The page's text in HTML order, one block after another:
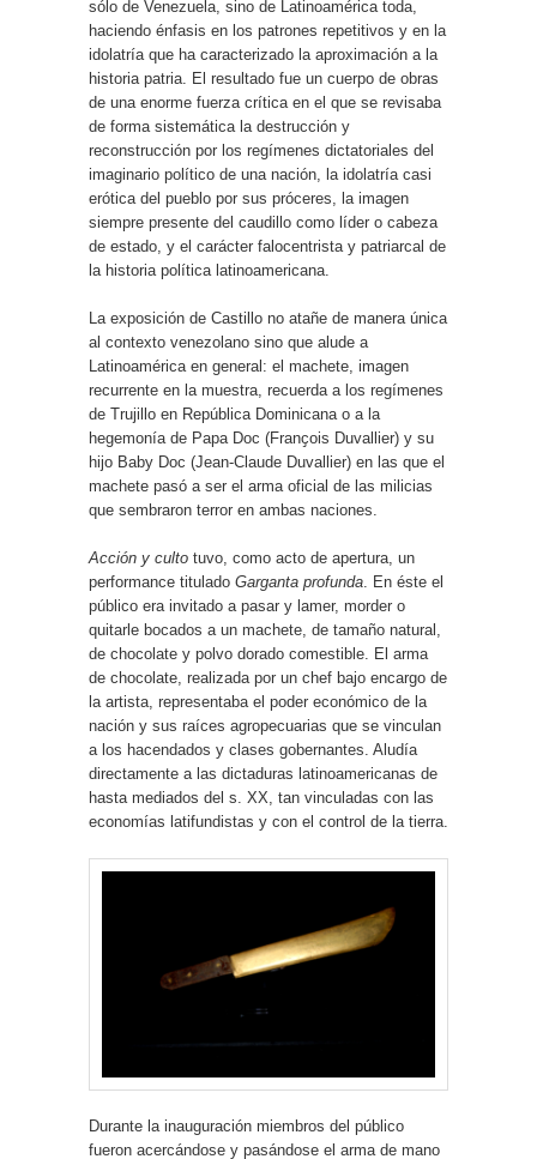
sólo de Venezuela, sino de Latinoamérica toda,
haciendo énfasis en los patrones repetitivos y en la
idolatría que ha caracterizado la aproximación a la
historia patria. El resultado fue un cuerpo de obras
de una enorme fuerza crítica en el que se revisaba
de forma sistemática la destrucción y
reconstrucción por los regímenes dictatoriales del
imaginario político de una nación, la idolatría casi
erótica del pueblo por sus próceres, la imagen
siempre presente del caudillo como líder o cabeza
de estado, y el carácter falocentrista y patriarcal de
la historia política latinoamericana.
La exposición de Castillo no atañe de manera única
al contexto venezolano sino que alude a
Latinoamérica en general: el machete, imagen
recurrente en la muestra, recuerda a los regímenes
de Trujillo en República Dominicana o a la
hegemonía de Papa Doc (Franҫois Duvallier) y su
hijo Baby Doc (Jean-Claude Duvallier) en las que el
machete pasó a ser el arma oficial de las milicias
que sembraron terror en ambas naciones.
Acción y culto tuvo, como acto de apertura, un
performance titulado Garganta profunda. En éste el
público era invitado a pasar y lamer, morder o
quitarle bocados a un machete, de tamaño natural,
de chocolate y polvo dorado comestible. El arma
de chocolate, realizada por un chef bajo encargo de
la artista, representaba el poder económico de la
nación y sus raíces agropecuarias que se vinculan
a los hacendados y clases gobernantes. Aludía
directamente a las dictaduras latinoamericanas de
hasta mediados del s. XX, tan vinculadas con las
economías latifundistas y con el control de la tierra.
Durante la inauguración miembros del público
fueron acercándose y pasándose el arma de mano